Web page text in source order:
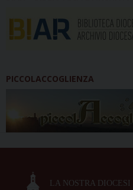
PICCOLACCOGLIENZA
LA NOSTRA DIOCESI